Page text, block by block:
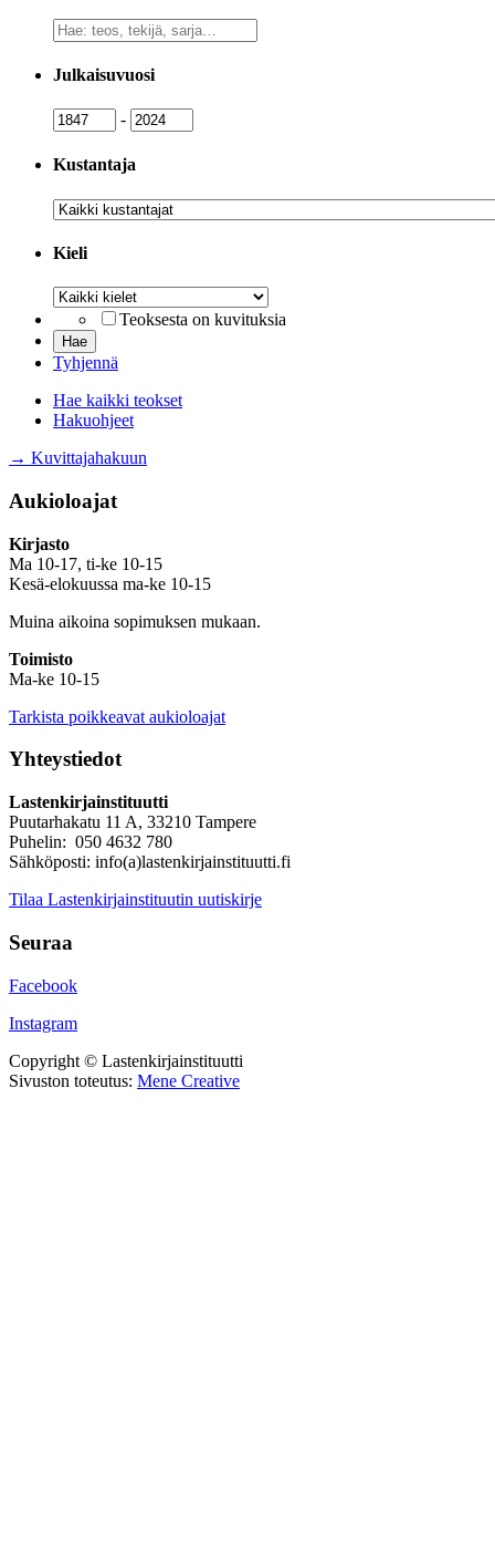
Vapaa
sanahaku
Julkaisuvuosi
Julkaisuvuosi
- Julkaisuvuosi
Kustantaja
Kustantaja
Kieli
Kieli
Teoksesta on kuvituksia
Tyhjennä
Hae kaikki teokset
Hakuohjeet
→ Kuvittajahakuun
Aukioloajat
Kirjasto
Ma 10-17, ti-ke 10-15
Kesä-elokuussa ma-ke 10-15
Muina aikoina sopimuksen mukaan.
Toimisto
Ma-ke 10-15
Tarkista poikkeavat aukioloajat
Yhteystiedot
Lastenkirjainstituutti
Puutarhakatu 11 A, 33210 Tampere
Puhelin: 050 4632 780
Sähköposti: info(a)lastenkirjainstituutti.fi
Tilaa Lastenkirjainstituutin uutiskirje
Seuraa
Facebook
Instagram
Copyright © Lastenkirjainstituutti
Sivuston toteutus: Mene Creative